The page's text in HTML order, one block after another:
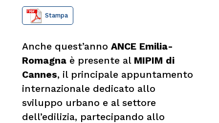
Stampa
Anche quest’anno ANCE Emilia-
Romagnaè presente al MIPIM di
Cannes, il principale appuntamento
internazionale dedicato allo
sviluppo urbano e al settore
dell’edilizia, partecipando allo